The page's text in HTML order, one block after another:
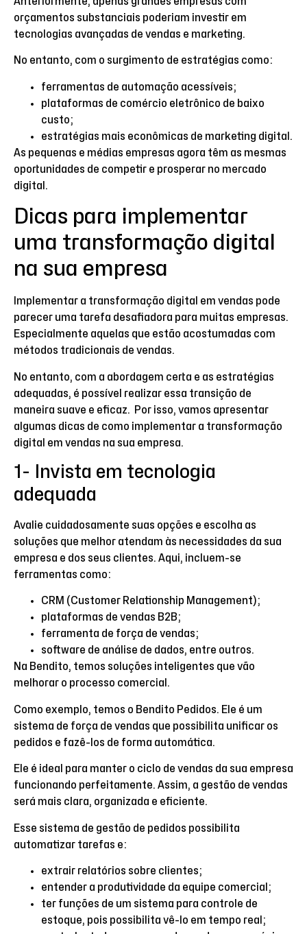
orçamentos substanciais poderiam investir em
tecnologias avançadas de vendas e marketing.
No entanto, com o surgimento de estratégias como:
ferramentas de automação acessíveis;
plataformas de comércio eletrônico de baixo
custo;
estratégias mais econômicas de marketing digital.
As pequenas e médias empresas agora têm as mesmas
oportunidades de competir e prosperar no mercado
digital.
Dicas para implementar
uma transformação digital
na sua empresa
Implementar a transformação digital em vendas pode
parecer uma tarefa desafiadora para muitas empresas.
Especialmente aquelas que estão acostumadas com
métodos tradicionais de vendas.
No entanto, com a abordagem certa e as estratégias
adequadas, é possível realizar essa transição de
maneira suave e eficaz. Por isso, vamos apresentar
algumas dicas de como implementar a transformação
digital em vendas na sua empresa.
1- Invista em tecnologia
adequada
Avalie cuidadosamente suas opções e escolha as
soluções que melhor atendam às necessidades da sua
empresa e dos seus clientes. Aqui, incluem-se
ferramentas como:
CRM (Customer Relationship Management);
plataformas de vendas B2B;
ferramenta de força de vendas;
software de análise de dados, entre outros.
Na Bendito, temos soluções inteligentes que vão
melhorar o processo comercial.
Como exemplo, temos o Bendito Pedidos. Ele é um
sistema de força de vendas que possibilita unificar os
pedidos e fazê-los de forma automática.
Ele é ideal para manter o ciclo de vendas da sua empresa
funcionando perfeitamente. Assim, a gestão de vendas
será mais clara, organizada e eficiente.
Esse sistema de gestão de pedidos possibilita
automatizar tarefas e:
extrair relatórios sobre clientes;
entender a produtividade da equipe comercial;
ter funções de um sistema para controle de
estoque, pois possibilita vê-lo em tempo real;